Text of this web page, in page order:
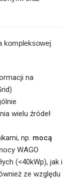
kompleksowej
na
)
wielu źródeł
np. mocą
WAGO
(<40kWp), jak i
ze względu